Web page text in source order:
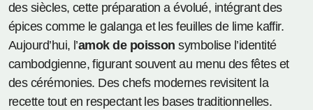
des siècles, cette préparation a évolué, intégrant des
épices comme le galanga et les feuilles de lime kaffir.
Aujourd’hui, l’amok de poisson symbolise l’identité
cambodgienne, figurant souvent au menu des fêtes et
des cérémonies. Des chefs modernes revisitent la
recette tout en respectant les bases traditionnelles.